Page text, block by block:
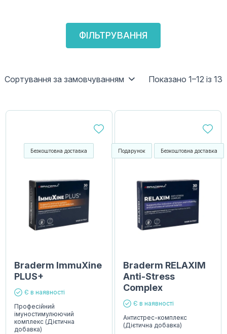
ФІЛЬТРУВАННЯ
Сортування за замовчуванням Показано 1–12 із 13
Безкоштовна доставка
Braderm ImmuXine
PLUS+
Є в наявності
Професійний
імуностимулюючий
комплекс (Дієтична
добавка)
Подарунок Безкоштовна доставка
Braderm RELAXIM
Anti-Stress
Complex
Є в наявності
Антистрес-комплекс
(Дієтична добавка)